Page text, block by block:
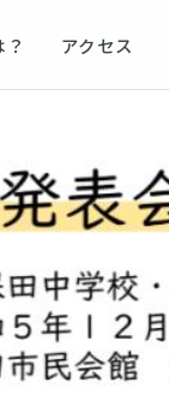
アクセス